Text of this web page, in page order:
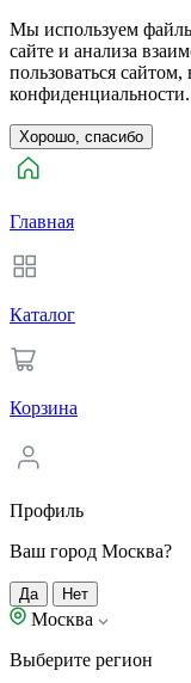
Мы используем
сайте и анализа
пользоваться
конфиденциальности.
Хорошо, спасибо
Главная
Каталог
Корзина
Профиль
Ваш город Москва?
Да Нет
Москва
Выберите регион